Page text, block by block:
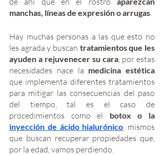
manchas, líneas de expresión o arrugas
Hay muchas personas a las que esto no
les agrada y buscan tratamientos que les
ayuden a rejuvenecer su cara , por estas
necesidades nace la medicina estética
que implementa diferentes tratamientos
para mitigar las consecuencias del paso
del tiempo, tal es el caso de
procedimientos como el
inyección de ácido hialurónico , mismos
que buscan recuperar propiedades que,
por la edad, vamos perdiendo.